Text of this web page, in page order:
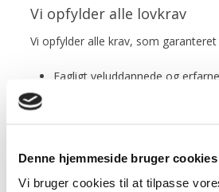
Denne hjemmeside bruger cookies
Vi bruger cookies til at tilpasse
Vi opfylder alle lovkrav
Vi opfylder alle krav, som
Fagligt veluddannede og
forankringer
Sikkerhedsskema på alle vores